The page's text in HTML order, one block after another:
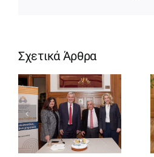
Σχετικά Άρθρα